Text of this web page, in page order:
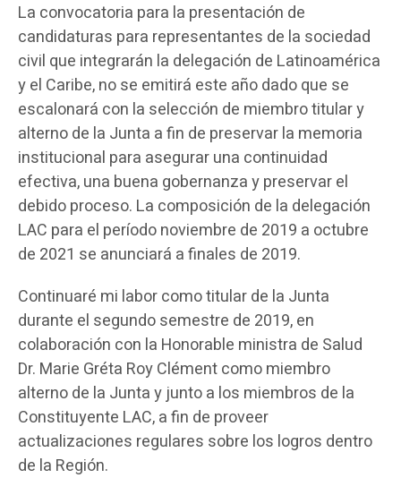
La convocatoria para la presentación de
candidaturas para representantes de la sociedad
civil que integrarán la delegación de Latinoamérica
y el Caribe, no se emitirá este año dado que se
escalonará con la selección de miembro titular y
alterno de la Junta a fin de preservar la memoria
institucional para asegurar una continuidad
efectiva, una buena gobernanza y preservar el
debido proceso. La composición de la delegación
LAC para el período noviembre de 2019 a octubre
de 2021 se anunciará a finales de 2019.
Continuaré mi labor como titular de la Junta
durante el segundo semestre de 2019, en
colaboración con la Honorable ministra de Salud
Dr. Marie Gréta Roy Clément como miembro
alterno de la Junta y junto a los miembros de la
Constituyente LAC, a fin de proveer
actualizaciones regulares sobre los logros dentro
de la Región.